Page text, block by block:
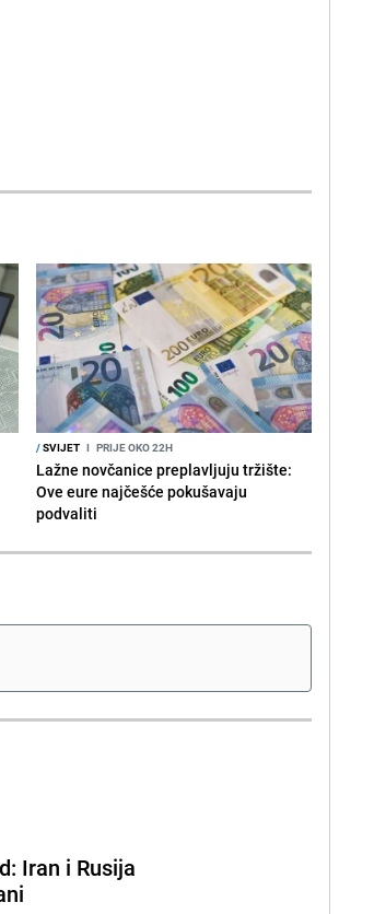
/SVIJET I PRIJE OKO 22H
Lažne novčanice preplavljuju tržište:
Ove eure najčešće pokušavaju
podvaliti
Iran i Rusija